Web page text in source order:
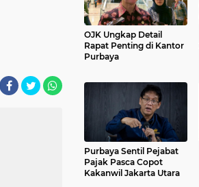
OJK Ungkap Detail
Rapat Penting di Kantor
Purbaya
Purbaya Sentil Pejabat
Pajak Pasca Copot
Kakanwil Jakarta Utara